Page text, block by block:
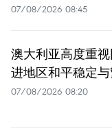
07/08/2026 08:45
澳大利亚高度重
进地区和平稳定
07/08/2026 08:20